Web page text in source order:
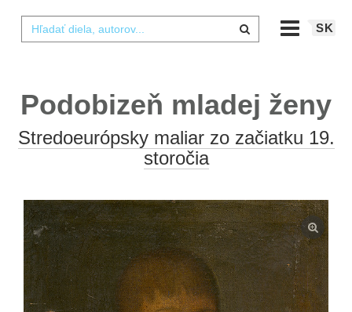
SK
Podobizeň mladej ženy
Stredoeurópsky maliar zo začiatku 19.
storočia